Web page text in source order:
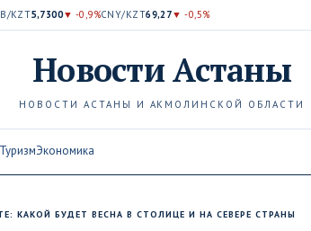
KZT5,7300▼ -0,9%CNY/KZT69,27▼ -0,5%
НовостиАстаны
НОВОСТИ АСТАНЫ И АКМОЛИНСКОЙ ОБЛАСТИ
ТуризмЭкономика
КАКОЙ БУДЕТ ВЕСНА В СТОЛИЦЕ И НА СЕВЕРЕ СТРАНЫ